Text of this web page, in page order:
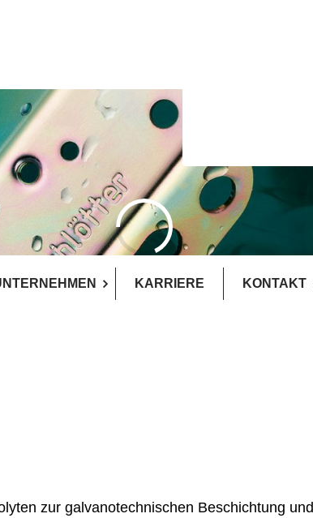
KARRIERE KONTAKT
zur galvanotechnischen Beschichtung und